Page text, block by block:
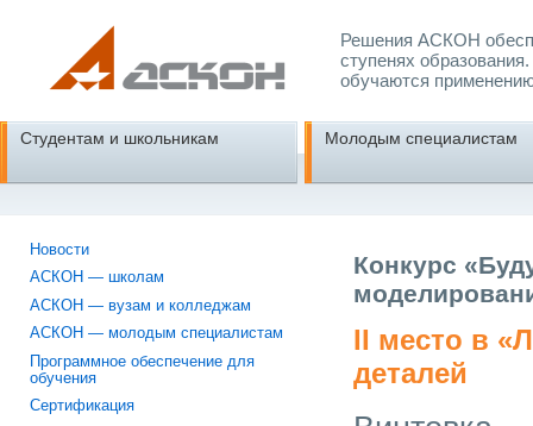
Решения АСКОН
ступенях
обучаются
Студентам и школьникам Молодым специалистам
Новости
АСКОН — школам
АСКОН — вузам и колледжам
АСКОН — молодым специалистам
Программное обеспечение для
обучения
Сертификация
Конкурс
II место в
деталей